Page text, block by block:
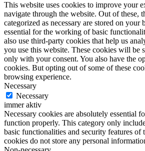
This website uses cookies to improve your
navigate through the website. Out of these,
categorized as necessary are stored on your
essential for the working of basic
also use third-party cookies that help us
you use this website. These cookies will be
only with your consent. You also have the
cookies. But opting out of some of these
browsing experience.
Necessary
Necessary
immer aktiv
Necessary cookies are absolutely essential
function properly. This category only
basic functionalities and security features of
cookies do not store any personal